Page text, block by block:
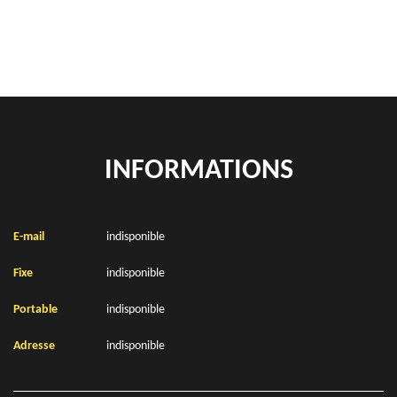
INFORMATIONS
E-mail indisponible
Fixe indisponible
Portable indisponible
Adresse indisponible